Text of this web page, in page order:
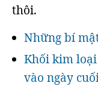
thôi.
Những bí
Khối kim
vào ngày